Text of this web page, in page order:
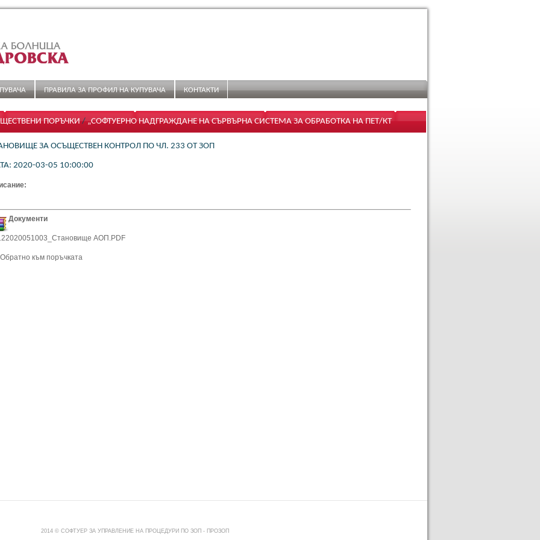
ПРАВИЛА ЗА ПРОФИЛ НА КУПУВАЧА КОНТАКТИ
ПОРЪЧКИ/„СОФТУЕРНО НАДГРАЖДАНЕ НА СЪРВЪРНА СИСТЕМА ЗА ОБРАБОТКА НА ПЕТ/КТ
ЗА ОСЪЩЕСТВЕН КОНТРОЛ ПО ЧЛ. 233 ОТ ЗОП
2020-03-05 10:00:00
Документи
АОП.PDF
към поръчката
2014 © СОФТУЕР ЗА УПРАВЛЕНИЕ НА ПРОЦЕДУРИ ПО ЗОП - ПРОЗОП